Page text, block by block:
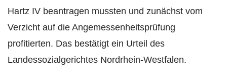
Hartz IV beantragen mussten und zunächst vom
Verzicht auf die Angemessenheitsprüfung
profitierten. Das bestätigt ein Urteil des
Landessozialgerichtes Nordrhein-Westfalen.